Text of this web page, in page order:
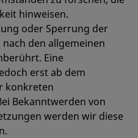
hinweisen.
oder Sperrung der
den allgemeinen
Eine
erst ab dem
konkreten
Bekanntwerden von
werden wir diese